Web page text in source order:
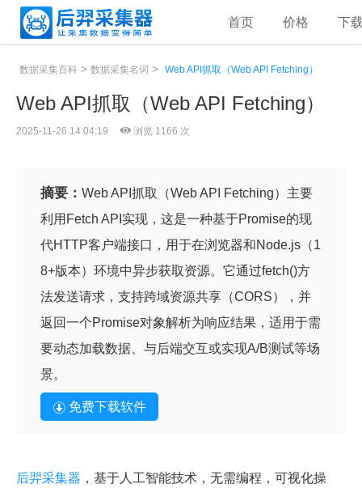
首页 价格 下
数据采集百科 > 数据采集名词 > Web API抓取（Web API Fetching）
Web API抓取（Web API Fetching）
2025-11-26 14:04:19 浏览 1166 次
摘要： Web API抓取（Web API Fetching）主要
利用Fetch API实现，这是一种基于Promise的现
代HTTP客户端接口，用于在浏览器和Node.js（1
8+版本）环境中异步获取资源。它通过fetch()方
法发送请求，支持跨域资源共享（CORS），并
返回一个Promise对象解析为响应结果，适用于需
要动态加载数据、与后端交互或实现A/B测试等场
景。
免费下载软件
后羿采集器 ，基于人工智能技术，无需编程，可视化操